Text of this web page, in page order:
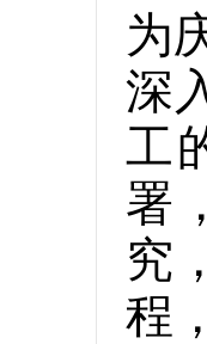
为
深
工
署
究
程